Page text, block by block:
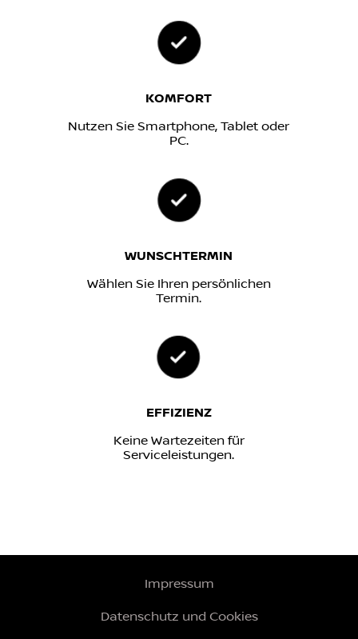
KOMFORT
Nutzen Sie Smartphone, Tablet oder
PC.
WUNSCHTERMIN
Wählen Sie Ihren persönlichen
Termin.
EFFIZIENZ
Keine Wartezeiten für
Serviceleistungen.
Impressum
Datenschutz und Cookies